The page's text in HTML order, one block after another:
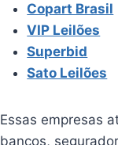
Copart Brasil
VIP Leilões
Superbid
Sato Leilões
Essas empresas
bancos,